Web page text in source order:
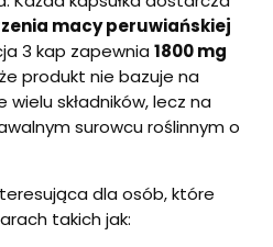
macy peruwiańskiej
3 kap zapewnia 1800 mg
produkt nie bazuje na
składników, lecz na
surowcu roślinnym o
dla osób, które
takich jak: